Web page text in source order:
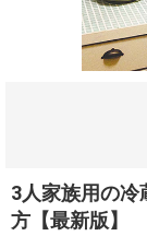
3人家族用の冷
方【最新版】